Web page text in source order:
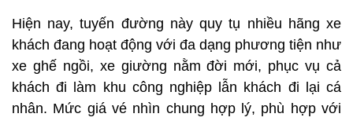
Hiện nay, tuyến đường này quy tụ nhiều hãng xe
khách đang hoạt động với đa dạng phương tiện như
xe ghế ngồi, xe giường nằm đời mới, phục vụ cả
khách đi làm khu công nghiệp lẫn khách đi lại cá
nhân. Mức giá vé nhìn chung hợp lý, phù hợp với